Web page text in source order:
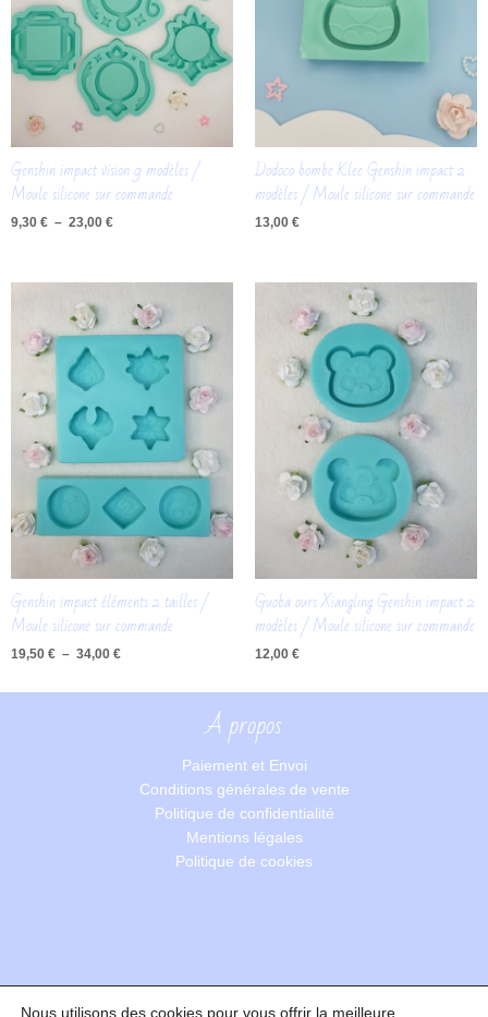
Genshin impact vision 9 modèles /
Moule silicone sur commande
9,30 € – 23,00 €
Dodoco bombe Klee Genshin impact 2
modèles / Moule silicone sur commande
13,00 €
Genshin impact éléments 2 tailles /
Moule silicone sur commande
19,50 € – 34,00 €
prix :
à
34,00 €
Guoba ours Xiangling Genshin impact 2
modèles / Moule silicone sur commande
12,00 €
A propos
Paiement et Envoi
Conditions générales de vente
Politique de confidentialité
Mentions légales
Politique de cookies
Recherche
Nous utilisons des cookies pour vous offrir la meilleure